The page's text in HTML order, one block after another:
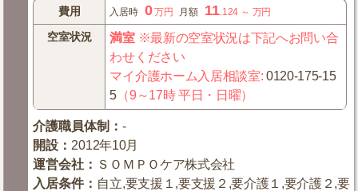
費用 入居時 0万円 月額 11.124 ～ 万円
空室状況 満室※最新の空室状況は下記へお問い合
わせください
マイ介護ホーム入居相談室:0120-175-15
5 （9～17時 平日・日曜）
介護職員体制 ：-
開設 ： 2012年10月
運営会社 ： ＳＯＭＰＯケア株式会社
入居条件： 自立,要支援１,要支援２,要介護１,要介護２,要